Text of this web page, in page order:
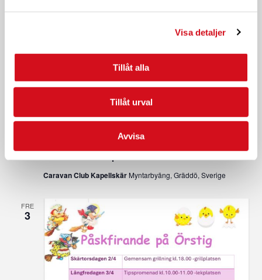
Visa detaljer
Tillåt alla
Tillåt urval
Avvisa
6 april @ 17:00
Caravan Club Kapellskär Myntarbyäng, Gräddö, Sverige
FRE
3